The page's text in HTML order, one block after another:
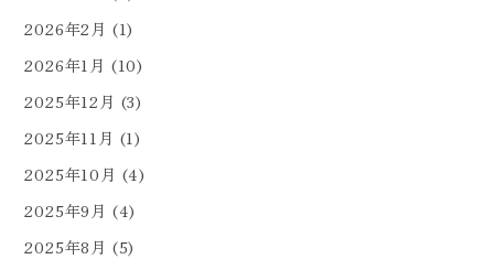
2026年2月 (1)
2026年1月 (10)
2025年12月 (3)
2025年11月 (1)
2025年10月 (4)
2025年9月 (4)
2025年8月 (5)